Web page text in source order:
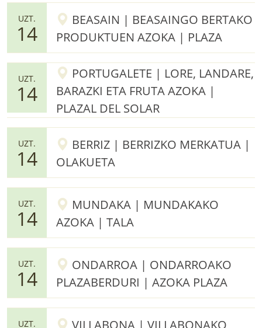
UZT.
14
BEASAIN | BEASAINGO BERTAKO
PRODUKTUEN AZOKA | PLAZA
UZT.
14
PORTUGALETE | LORE, LANDARE,
BARAZKI ETA FRUTA AZOKA |
PLAZAL DEL SOLAR
UZT.
14
BERRIZ | BERRIZKO MERKATUA |
OLAKUETA
UZT.
14
MUNDAKA | MUNDAKAKO
AZOKA | TALA
UZT.
14
ONDARROA | ONDARROAKO
PLAZABERDURI | AZOKA PLAZA
UZT.
VILLABONA | VILLABONAKO